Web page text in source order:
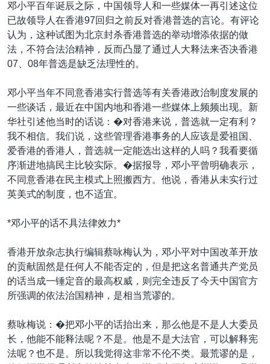
转
到
导
航
跳
到
检
索
最新国际新闻
印太
中东
非洲
美洲
全球议题
分类新闻
经济·金融·贸易
人权·法律·宗教
军事
劳工
环境
美中关系
热点专题
国会报道
美中关系
美国建国250周年
埃博拉疫情
美国之音专访
台海两岸关系
南中国海争端
关注西藏
关注新疆
GEN Z 看美国
VOA今日焦点
中文广播
关注我们
邓小平百年诞辰之际，中国领导人和一些媒体一再引述这位
已故领导人在香港97回归之前反对香港普选的言论。有评论
认为，这种试图为北京封杀香港普选的举动增添依据的做
法，不符合法治精神，反而凸显了通过人大释法来否决香港
07、08年普选是缺乏法理性的。
邓小平当年不同意香港实行普选等有关香港政治制度发展的
一些谈话，最近在中国内地和香港一些媒体上频频出现。新
华社引述他当时的话说：�对香港来说，普选就一定有利？
我不相信。我们说，这些管理香港事务的人应该是爱祖国、
爱香港的香港人，普选就一定能选出这样的人吗？我看要循
序渐进地搞民主比较实际。�据报导，邓小平曾明确表示，
不同意香港在民主模式上照搬西方。他说，香港从未实行过
英美式的制度，也不适宜。
*邓小平的话不具法律效力*
香港开放杂志执行编辑蔡咏梅认为，邓小平对中国改革开放
的贡献固然是任何人不能否定的，但是把这名普通共产党员
的话当成一锤定音的最高权威，则完全违反了今天中国官方
所强调的依法治国精神，是相当荒谬的。
蔡咏梅说：�把邓小平的话抬出来，那么他是不是人大委员
长，他能不能释法呢？不是。他是不是大法官，可以解释宪
法呢？也不是。所以我觉得这非常不伦不类。最荒谬的是，